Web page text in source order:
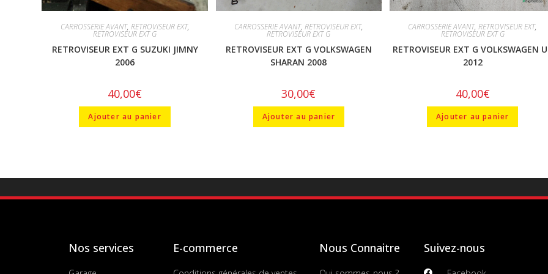
CARROSSERIE AVANT, RETROVISEUR EXT,
RETROVISEUR EXT G
RETROVISEUR EXT G SUZUKI JIMNY
2006
40,00€
Ajouter au panier
CARROSSERIE AVANT, RETROVISEUR EXT,
RETROVISEUR EXT G
RETROVISEUR EXT G VOLKSWAGEN
SHARAN 2008
30,00€
Ajouter au panier
CARROSSERIE AVANT,RETROVISEUR EXT,
RETROVISEUR EXT G
RETROVISEUR EXT G VOLKSWAGEN
2012
40,00€
Ajouter au panier
Nos services E-commerce Nous Connaitre Suivez-nous